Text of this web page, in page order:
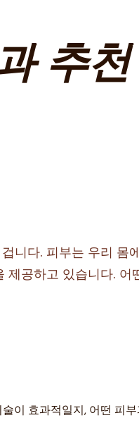
추
니다. 피부는 우리 몸
공하고 있습니다.
이 효과적일지, 어떤 피